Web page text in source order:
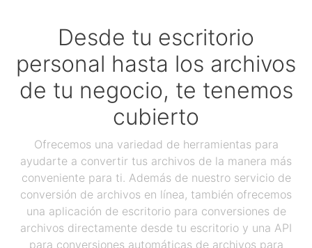
Desde tu escritorio
personal hasta los archivos
de tu negocio, te tenemos
cubierto
Ofrecemos una variedad de herramientas para
ayudarte a convertir tus archivos de la manera más
conveniente para ti. Además de nuestro servicio de
conversión de archivos en línea, también ofrecemos
una aplicación de escritorio para conversiones de
archivos directamente desde tu escritorio y una API
para conversiones automáticas de archivos para